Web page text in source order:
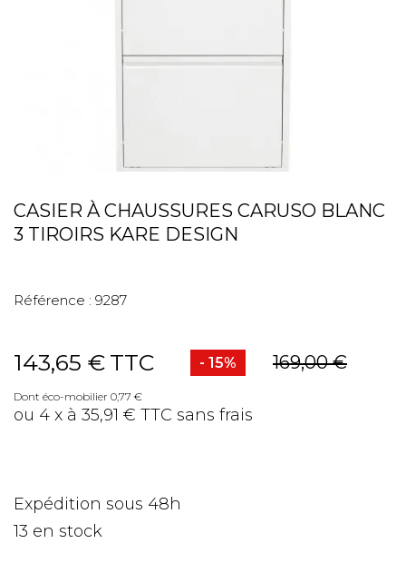
CASIER À CHAUSSURES CARUSO BLANC
3 TIROIRS KARE DESIGN
Référence : 9287
143,65 € TTC - 15% 169,00 €
Dont éco-mobilier 0,77 €
ou 4 x à 35,91 € TTC sans frais
Expédition sous 48h
13 en stock